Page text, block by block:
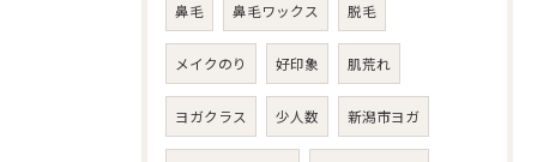
鼻毛 鼻毛ワックス 脱毛
メイクのり 好印象 肌荒れ
ヨガクラス 少人数 新潟市ヨガ